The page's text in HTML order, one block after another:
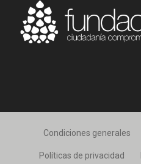
Condiciones generales
Políticas de privacidad